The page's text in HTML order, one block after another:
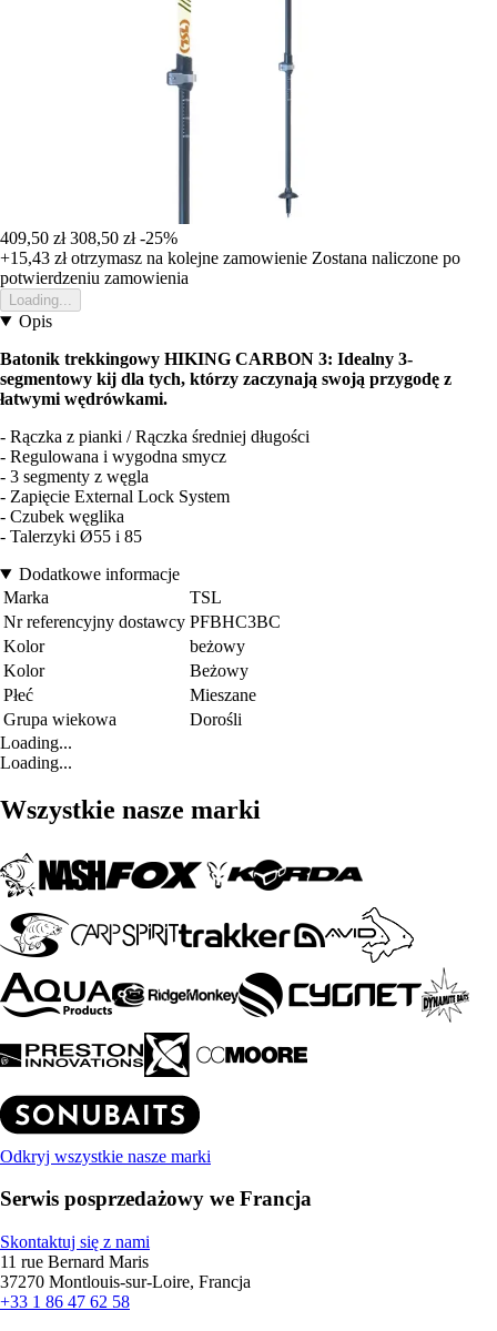
409,50 zł 308,50 zł -25%
+15,43 złotrzymasz na kolejne zamowienie Zostana naliczone po
potwierdzeniu zamowienia
Loading...
Opis
Batonik trekkingowy HIKING CARBON 3: Idealny 3-
segmentowy kij dla tych, którzy zaczynają swoją przygodę z
łatwymi wędrówkami.
- Rączka z pianki / Rączka średniej długości
- Regulowana i wygodna smycz
- 3 segmenty z węgla
- Zapięcie External Lock System
- Czubek węglika
- Talerzyki Ø55 i 85
Dodatkowe informacje
Marka
TSL
Nr referencyjny dostawcy PFBHC3BC
Kolor
beżowy
Kolor
Beżowy
Płeć
Mieszane
Grupa wiekowa
Dorośli
Loading...
Loading...
Wszystkie nasze marki
Odkryj wszystkie nasze marki
Serwis posprzedażowy we Francja
Skontaktuj się z nami
11 rue Bernard Maris
37270 Montlouis-sur-Loire, Francja
+33 1 86 47 62 58